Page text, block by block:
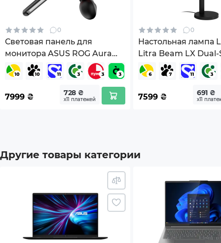
Мультимедиа
Подсветка клавиатуры
Дополнительный опционал/
0
Световая панель для
монитора ASUS ROG Aura
Monitor Light Bar ALB01
(90LA00P0-B01970)
7999 ₴ 728 ₴
х11 платежей
0
Настольная лампа
Litra Beam LX Dual-
RGB Streaming Key
(L946-000015)
7599 ₴ 691 ₴
х11
Другие товары категории